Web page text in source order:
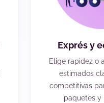
Exprés y
Elige rapidez o
estimados
competitivas
paquetes y